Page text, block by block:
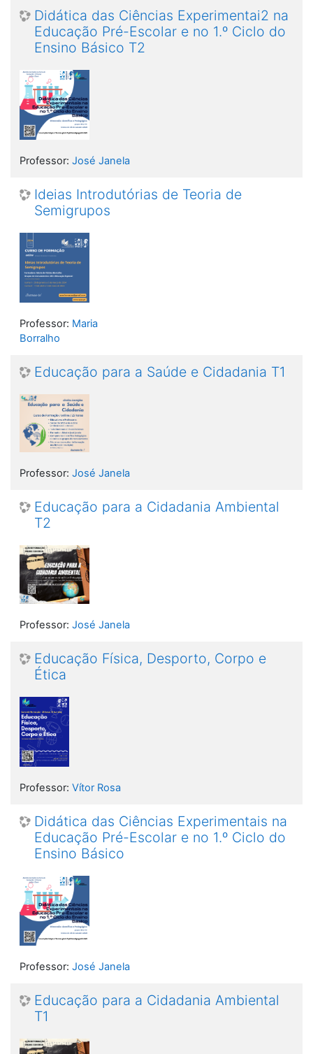
Didática das Ciências Experimentai2 na
Educação Pré-Escolar e no 1.º Ciclo do
Ensino Básico T2
Professor: José Janela
Ideias Introdutórias de Teoria de
Semigrupos
Professor: Maria
Borralho
Educação para a Saúde e Cidadania T1
Professor: José Janela
Educação para a Cidadania Ambiental
T2
Professor: José Janela
Educação Física, Desporto, Corpo e
Ética
Professor: Vítor Rosa
Didática das Ciências Experimentais na
Educação Pré-Escolar e no 1.º Ciclo do
Ensino Básico
Professor: José Janela
Educação para a Cidadania Ambiental
T1